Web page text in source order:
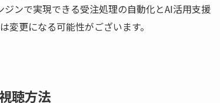
ジンで実現できる受注処理の自動化とAI活用支援
変更になる可能性がございます。
聴方法